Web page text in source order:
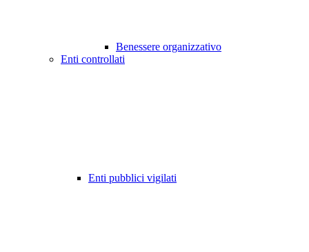
Benessere organizzativo
Enti controllati
Enti pubblici vigilati